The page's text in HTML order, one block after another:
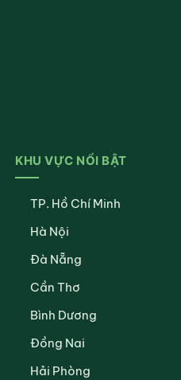
KHU VỰC NỔI BẬT
TP. Hồ Chí Minh
Hà Nội
Đà Nẵng
Cần Thơ
Bình Dương
Đồng Nai
Hải Phòng